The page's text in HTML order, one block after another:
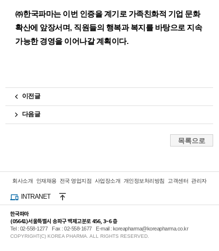
㈜한국파마는 이번 인증을 계기로 가족친화적 기업 문화
확산에 앞장서며, 직원들의 행복과 복지를 바탕으로 지속
가능한 경영을 이어나갈 계획이다.
이전글
다음글
회사소개 인재채용 전국 영업지점 사업장소개 개인정보처리방침 고객센터 관리자
INTRANET
한국파마
(05641)서울특별시 송파구 백제고분로 456, 3~6 층
Tel : 02-558-1277 Fax : 02-558-1677 E-mail : koreapharma@koreapharma.co.kr
COPYRIGHT(C) KOREA PHARMA. ALL RIGHTS RESERVED.